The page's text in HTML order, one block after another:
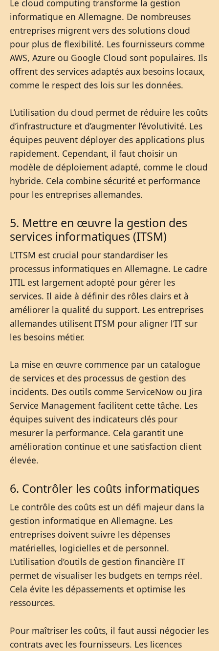
Le cloud computing transforme la gestion
informatique en Allemagne. De nombreuses
entreprises migrent vers des solutions cloud
pour plus de flexibilité. Les fournisseurs comme
AWS, Azure ou Google Cloud sont populaires. Ils
offrent des services adaptés aux besoins locaux,
comme le respect des lois sur les données.
L’utilisation du cloud permet de réduire les coûts
d’infrastructure et d’augmenter l’évolutivité. Les
équipes peuvent déployer des applications plus
rapidement. Cependant, il faut choisir un
modèle de déploiement adapté, comme le cloud
hybride. Cela combine sécurité et performance
pour les entreprises allemandes.
5. Mettre en œuvre la gestion des
services informatiques (ITSM)
L’ITSM est crucial pour standardiser les
processus informatiques en Allemagne. Le cadre
ITIL est largement adopté pour gérer les
services. Il aide à définir des rôles clairs et à
améliorer la qualité du support. Les entreprises
allemandes utilisent ITSM pour aligner l’IT sur
les besoins métier.
La mise en œuvre commence par un catalogue
de services et des processus de gestion des
incidents. Des outils comme ServiceNow ou Jira
Service Management facilitent cette tâche. Les
équipes suivent des indicateurs clés pour
mesurer la performance. Cela garantit une
amélioration continue et une satisfaction client
élevée.
6. Contrôler les coûts informatiques
Le contrôle des coûts est un défi majeur dans la
gestion informatique en Allemagne. Les
entreprises doivent suivre les dépenses
matérielles, logicielles et de personnel.
L’utilisation d’outils de gestion financière IT
permet de visualiser les budgets en temps réel.
Cela évite les dépassements et optimise les
ressources.
Pour maîtriser les coûts, il faut aussi négocier les
contrats avec les fournisseurs. Les licences